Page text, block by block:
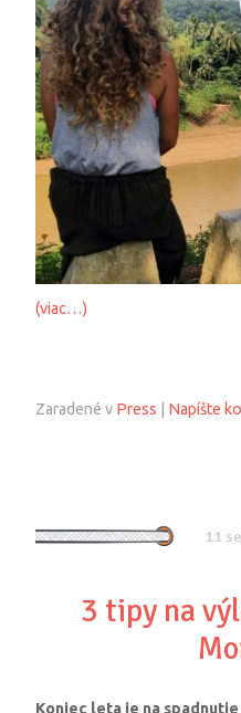
(viac…)
Zaradené v Press Napíšte
11
3 tipy na
Koniec leta je na